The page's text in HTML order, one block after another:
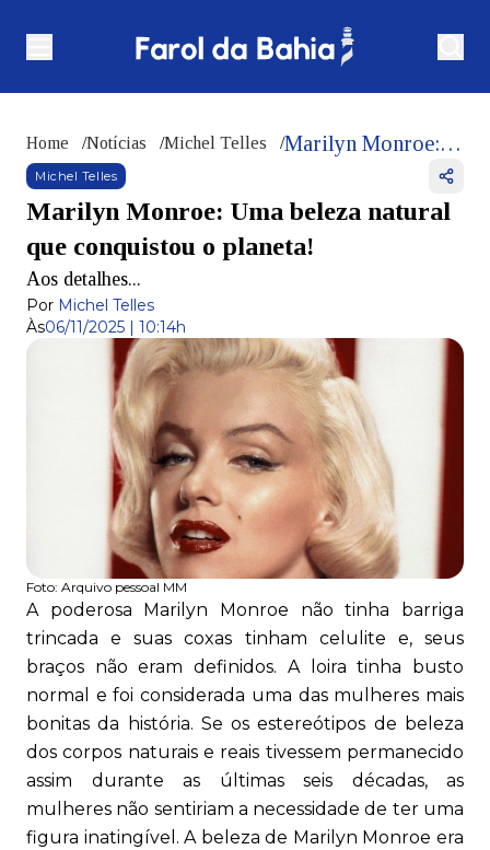
Home /Notícias /Michel Telles / Marilyn Monroe: Uma beleza natural que conquistou o planeta!
Michel Telles
Marilyn Monroe: Uma beleza natural
que conquistou o planeta!
Aos detalhes...
Por Michel Telles
Às06/11/2025 | 10:14h
Foto: Arquivo pessoal MM
A poderosa Marilyn Monroe não tinha barriga
trincada e suas coxas tinham celulite e, seus
braços não eram definidos. A loira tinha busto
normal e foi considerada uma das mulheres mais
bonitas da história. Se os estereótipos de beleza
dos corpos naturais e reais tivessem permanecido
assim durante as últimas seis décadas, as
mulheres não sentiriam a necessidade de ter uma
figura inatingível. A beleza de Marilyn Monroe era